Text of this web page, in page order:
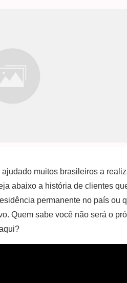
muitos brasileiros a
abaixo a história de clientes
permanente no país ou
Quem sabe você não será o